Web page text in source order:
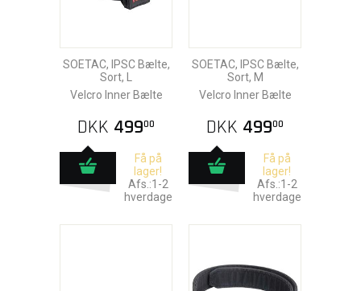
SOETAC, IPSC Bælte,
Sort, L
Velcro Inner Bælte
DKK 49900
Få på
lager!
Afs.:1-2
hverdage
SOETAC, IPSC Bælte,
Sort, M
Velcro Inner Bælte
DKK 49900
Få på
lager!
Afs.:1-2
hverdage